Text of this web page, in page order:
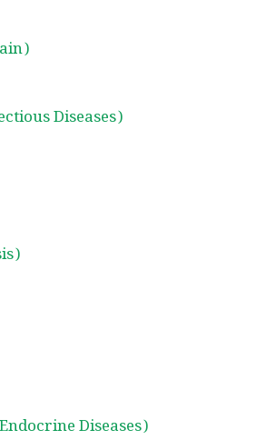
Diseases)
Diseases)